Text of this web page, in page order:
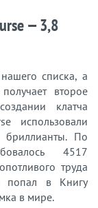
— 3,8
списка, а
второе
клатча
использовали
бриллианты. По
4517
труда
попал в Книгу
в мире.